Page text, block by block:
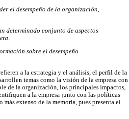
el desempeño de la organización,
determinado conjunto de aspectos
sobre el desempeño
a la estrategia y el análisis, el perfil de la
temas como la visión de la empresa con
de la organización, los principales impactos,
a la empresa junto con las políticas
extenso de la memoria, pues presenta el